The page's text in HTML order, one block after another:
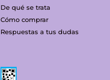
De qué se trata
Cómo comprar
Respuestas a tus dudas